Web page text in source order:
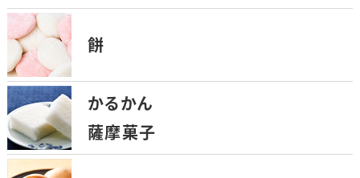
餅
かるかん
薩摩菓子